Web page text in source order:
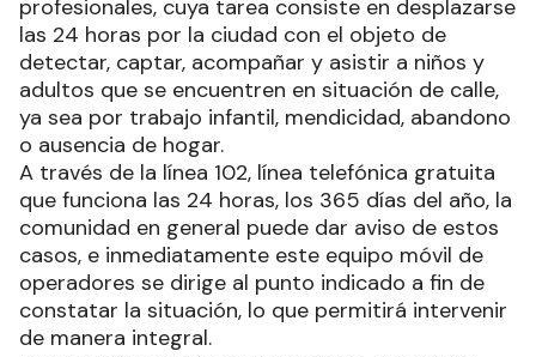
profesionales, cuya tarea consiste en desplazarse
las 24 horas por la ciudad con el objeto de
detectar, captar, acompañar y asistir a niños y
adultos que se encuentren en situación de calle,
ya sea por trabajo infantil, mendicidad, abandono
o ausencia de hogar.
A través de la línea 102, línea telefónica gratuita
que funciona las 24 horas, los 365 días del año, la
comunidad en general puede dar aviso de estos
casos, e inmediatamente este equipo móvil de
operadores se dirige al punto indicado a fin de
constatar la situación, lo que permitirá intervenir
de manera integral.